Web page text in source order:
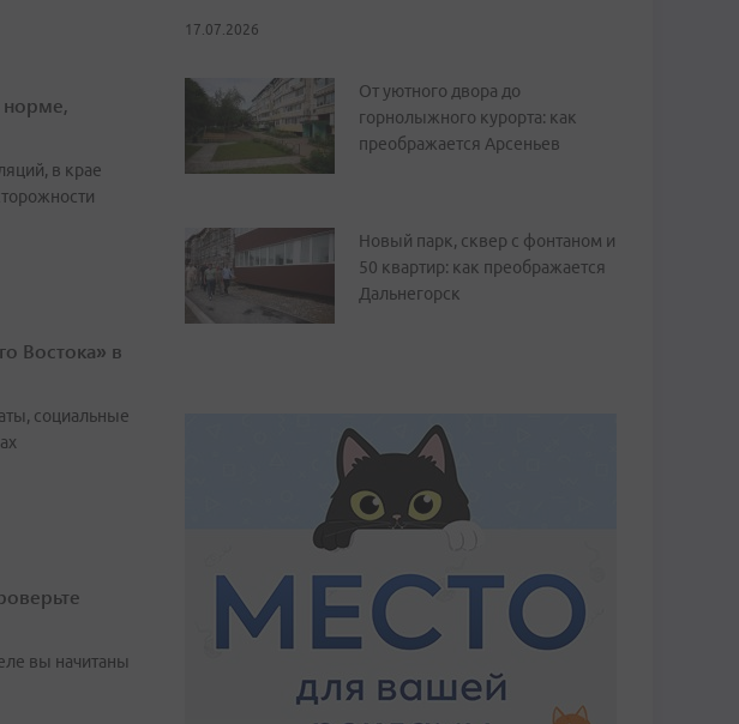
норме,
в крае
Востока» в
социальные
вы начитаны
17.07.2026
От уютного двора до
горнолыжного курорта: как
преображается Арсеньев
Новый парк, сквер с фонтаном и
50 квартир: как преображается
Дальнегорск